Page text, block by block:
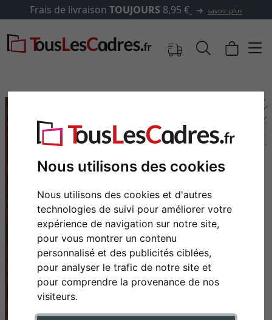
Nous utilisons des cookies
Nous utilisons des cookies et d'autres
technologies de suivi pour améliorer votre
expérience de navigation sur notre site,
pour vous montrer un contenu
personnalisé et des publicités ciblées,
pour analyser le trafic de notre site et
pour comprendre la provenance de nos
visiteurs.
de livraison TOUJOURS8,95 € savoir plus
Retour